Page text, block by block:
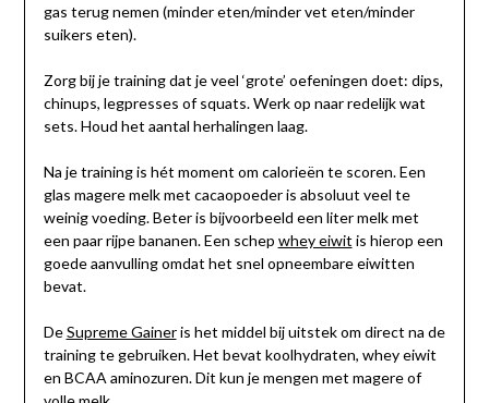
gas terug nemen (minder eten/minder vet eten/minder
suikers eten).
Zorg bij je training dat je veel ‘grote’ oefeningen doet: dips,
chinups, legpresses of squats. Werk op naar redelijk wat
sets. Houd het aantal herhalingen laag.
Na je training is hét moment om calorieën te scoren. Een
glas magere melk met cacaopoeder is absoluut veel te
weinig voeding. Beter is bijvoorbeeld een liter melk met
een paar rijpe bananen. Een schep whey eiwit is hierop een
goede aanvulling omdat het snel opneembare eiwitten
bevat.
DeSupreme Gaineris het middel bij uitstek om direct na de
training te gebruiken. Het bevat koolhydraten, whey eiwit
en BCAA aminozuren. Dit kun je mengen met magere of